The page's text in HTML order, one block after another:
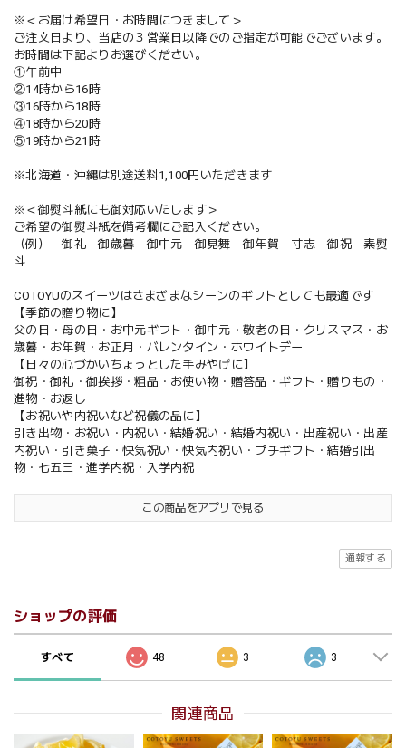
※＜お届け希望日・お時間につきまして＞
ご注文日より、当店の３営業日以降でのご指定が可能でございます。
お時間は下記よりお選びください。
①午前中
②14時から16時
③16時から18時
④18時から20時
⑤19時から21時
※北海道・沖縄は別途送料1,100円いただきます
※＜御熨斗紙にも御対応いたします＞
ご希望の御熨斗紙を備考欄にご記入ください。
（例） 御礼 御歳暮 御中元 御見舞 御年賀 寸志 御祝 素熨
斗
COTOYUのスイーツはさまざまなシーンのギフトとしても最適です
【季節の贈り物に】
父の日・母の日・お中元ギフト・御中元・敬老の日・クリスマス・お
歳暮・お年賀・お正月・バレンタイン・ホワイトデー
【日々の心づかいちょっとした手みやげに】
御祝・御礼・御挨拶・粗品・お使い物・贈答品・ギフト・贈りもの・
進物・お返し
【お祝いや内祝いなど祝儀の品に】
引き出物・お祝い・内祝い・結婚祝い・結婚内祝い・出産祝い・出産
内祝い・引き菓子・快気祝い・快気内祝い・プチギフト・結婚引出
物・七五三・進学内祝・入学内祝
この商品をアプリで見る
通報する
ショップの評価
すべて 48 3 3
関連商品